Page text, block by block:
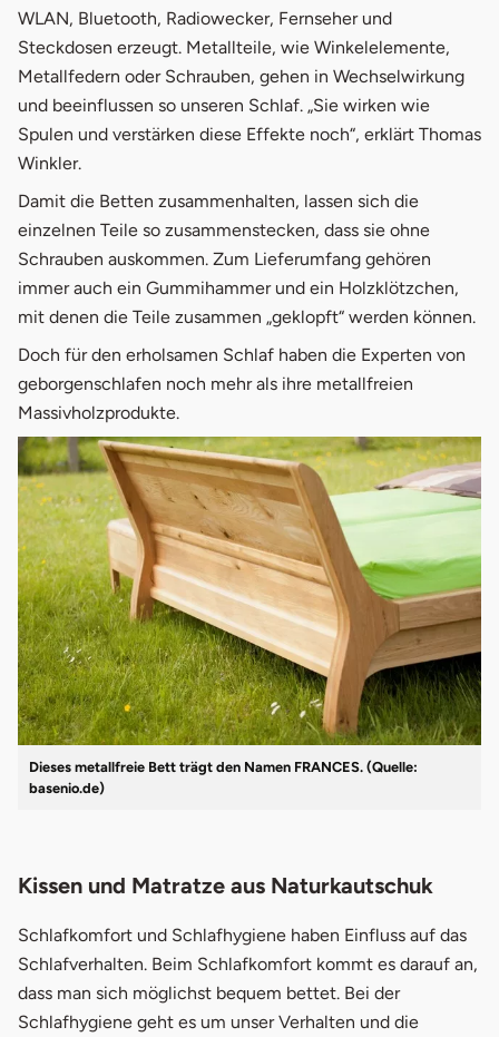
WLAN, Bluetooth, Radiowecker, Fernseher und
Steckdosen erzeugt. Metallteile, wie Winkelelemente,
Metallfedern oder Schrauben, gehen in Wechselwirkung
und beeinflussen so unseren Schlaf. „Sie wirken wie
Spulen und verstärken diese Effekte noch“, erklärt Thomas
Winkler.
Damit die Betten zusammenhalten, lassen sich die
einzelnen Teile so zusammenstecken, dass sie ohne
Schrauben auskommen. Zum Lieferumfang gehören
immer auch ein Gummihammer und ein Holzklötzchen,
mit denen die Teile zusammen „geklopft“ werden können.
Doch für den erholsamen Schlaf haben die Experten von
geborgenschlafen noch mehr als ihre metallfreien
Massivholzprodukte.
Dieses metallfreie Bett trägt den Namen FRANCES. (Quelle:
basenio.de)
Kissen und Matratze aus Naturkautschuk
Schlafkomfort und Schlafhygiene haben Einfluss auf das
Schlafverhalten. Beim Schlafkomfort kommt es darauf an,
dass man sich möglichst bequem bettet. Bei der
Schlafhygiene geht es um unser Verhalten und die